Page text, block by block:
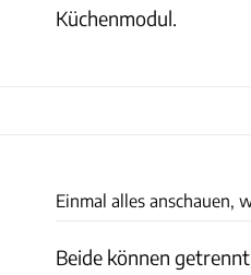
Küchenmodul.
Einmal alles anschauen,
Beide können